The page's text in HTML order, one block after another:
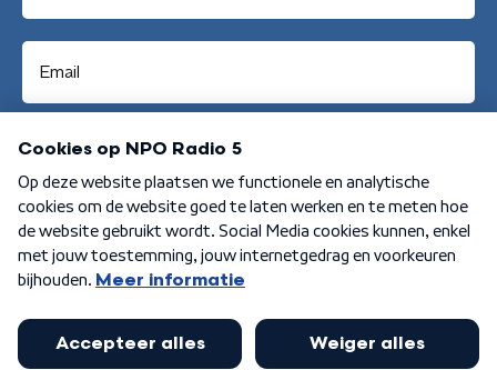
Aanmelden
Algemene voorwaarden